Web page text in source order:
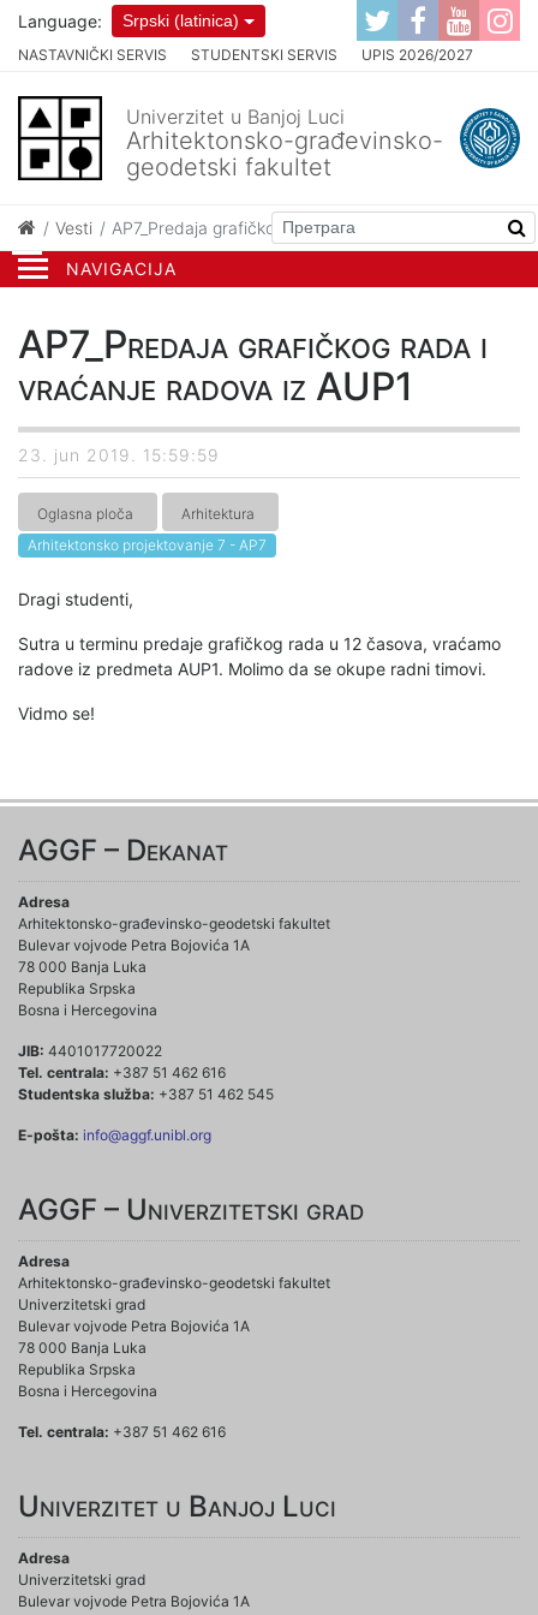
NAVIGACIJA
NASTAVNIČKI SERVIS STUDENTSKI SERVIS UPIS 2026/2027
Language: Srpski (latinica)
Univerzitet u Banjoj Luci
Arhitektonsko-građevinsko-
geodetski fakultet
Vesti AP7_Predaja grafičkog rada i vraćanje radova iz AUP1
AP7_Predaja grafičkog rada i
vraćanje radova iz AUP1
23. jun 2019. 15:59:59
Oglasna ploča
Arhitektura
Arhitektonsko projektovanje 7 - AP7
Dragi studenti,
Sutra u terminu predaje grafičkog rada u 12 časova, vraćamo
radove iz predmeta AUP1. Molimo da se okupe radni timovi.
Vidmo se!
AGGF – Dekanat
Adresa
Arhitektonsko-građevinsko-geodetski fakultet
Bulevar vojvode Petra Bojovića 1A
78 000 Banja Luka
Republika Srpska
Bosna i Hercegovina
JIB: 4401017720022
Tel. centrala: +387 51 462 616
Studentska služba: +387 51 462 545
E-pošta: info@aggf.unibl.org
AGGF – Univerzitetski grad
Adresa
Arhitektonsko-građevinsko-geodetski fakultet
Univerzitetski grad
Bulevar vojvode Petra Bojovića 1A
78 000 Banja Luka
Republika Srpska
Bosna i Hercegovina
Tel. centrala: +387 51 462 616
Univerzitet u Banjoj Luci
Adresa
Univerzitetski grad
Bulevar vojvode Petra Bojovića 1A